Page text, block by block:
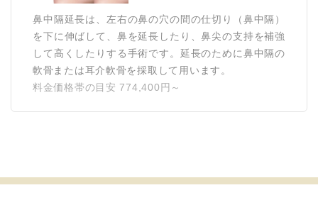
鼻中隔延長は、左右の鼻の穴の間の仕切り（鼻中隔）
を下に伸ばして、鼻を延長したり、鼻尖の支持を補強
して高くしたりする手術です。延長のために鼻中隔の
軟骨または耳介軟骨を採取して用います。
料金価格帯の目安 774,400円～